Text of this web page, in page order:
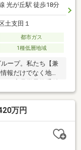
光が丘駅 徒歩18分
土支田１
都市ガス
1種低層地域
ープ。私たち【兼
報だけでなく地域
可能♪◆●都営大江戸
ーカーなどで建築
たり良好な土地で
ます！●整形地です
可能。●閑静な住
万円